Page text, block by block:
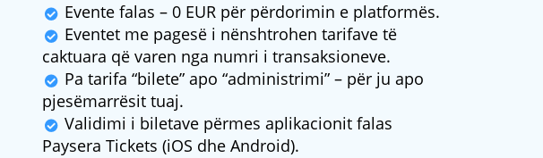
Evente falas – 0 EUR për përdorimin e platformës.
Eventet me pagesë i nënshtrohen tarifave të
caktuara që varen nga numri i transaksioneve.
Pa tarifa “bilete” apo “administrimi” – për ju apo
pjesëmarrësit tuaj.
Validimi i biletave përmes aplikacionit falas
Paysera Tickets (iOS dhe Android).